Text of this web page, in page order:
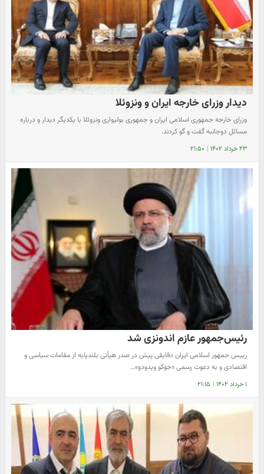
دیدار وزرای خارجه ایران و ونزوئلا
وزرای خارجه جمهوری اسلامی ایران و جمهوری بولیواری ونزوئلا با یکدیگر دیدار و درباره
مسائل دوجانبه گفت و گو کردند.
۲۳ خرداد ۱۴۰۲ | ۲۱:۵۰
رئیس‌جمهور عازم اندونزی شد
رییس‌ جمهور اسلامی‌ ایران دقایقی پیش در صدر هیأتی بلندپایه از مقامات سیاسی و
اقتصادی و به دعوت رسمی «جوکو ویدودو»…
۱ خرداد ۱۴۰۲ | ۲۱:۱۵